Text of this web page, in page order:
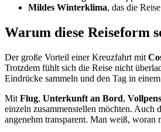
Mildes Winterklima, das die
Warum diese Reiseform
Der große Vorteil einer Kreuzfahrt mit
Trotzdem fühlt sich die Reise nicht
Eindrücke sammeln und den Tag in
Mit Flug, Unterkunft an Bord,
einzeln zusammenstellen möchten. Auch
angenehm transparent. Man weiß, woran